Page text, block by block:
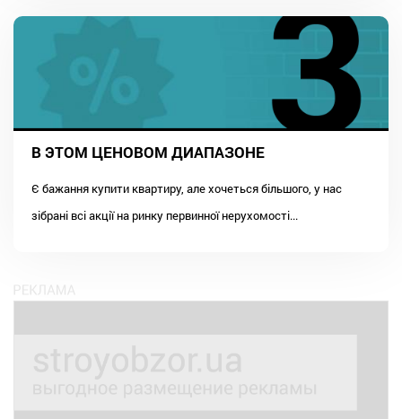
В ЭТОМ ЦЕНОВОМ ДИАПАЗОНЕ
Є бажання купити квартиру, але хочеться більшого, у нас
зібрані всі акції на ринку первинної нерухомості...